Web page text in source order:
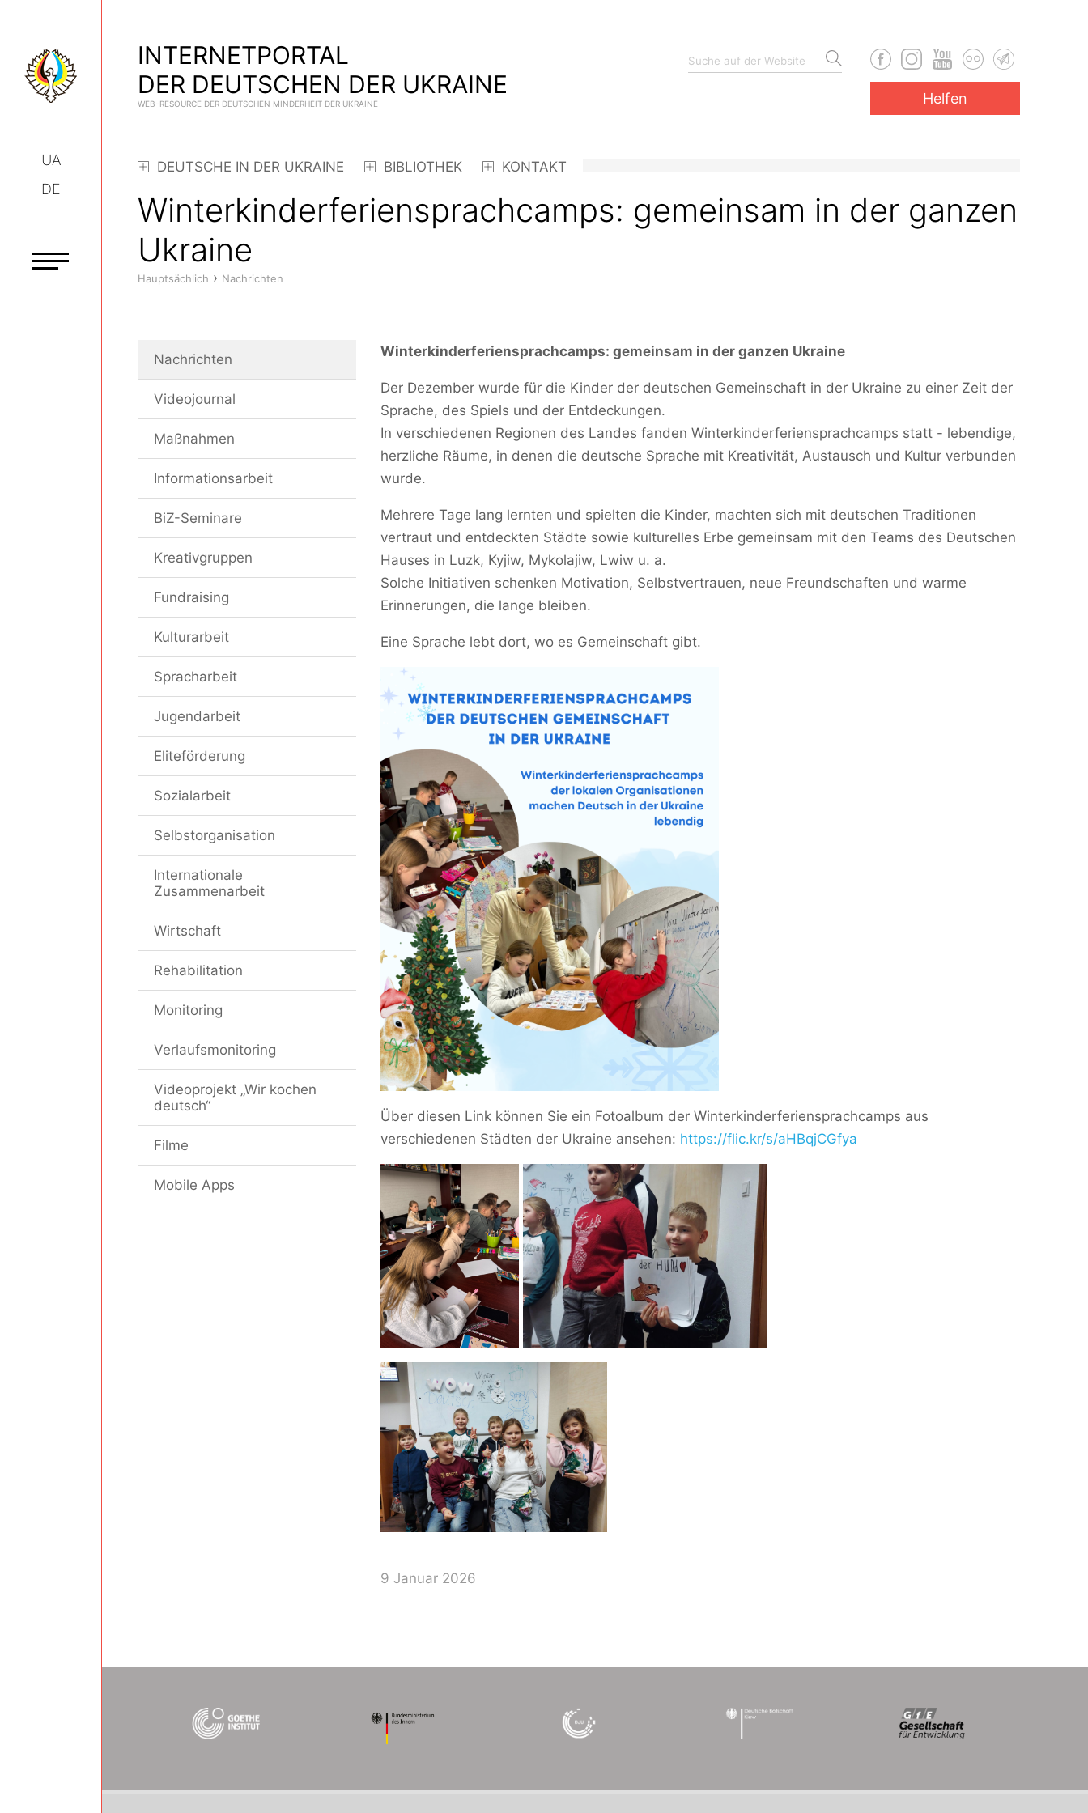
UA
DE
INTERNETPORTAL
DER DEUTSCHEN DER UKRAINE
WEB-RESOURCE DER DEUTSCHEN MINDERHEIT DER UKRAINE Helfen
DEUTSCHE IN DER UKRAINE BIBLIOTHEK KONTAKT
Winterkinderferiensprachcamps: gemeinsam in der ganzen
Ukraine
Hauptsächlich › Nachrichten
Nachrichten
Videojournal
Maßnahmen
Informationsarbeit
BiZ-Seminare
Kreativgruppen
Fundraising
Kulturarbeit
Spracharbeit
Jugendarbeit
Eliteförderung
Sozialarbeit
Selbstorganisation
Internationale
Zusammenarbeit
Wirtschaft
Rehabilitation
Monitoring
Verlaufsmonitoring
Videoprojekt „Wir kochen
deutsch“
Filme
Mobile Apps
Winterkinderferiensprachcamps: gemeinsam in der ganzen Ukraine
Der Dezember wurde für die Kinder der deutschen Gemeinschaft in der Ukraine zu einer Zeit der
Sprache, des Spiels und der Entdeckungen.
In verschiedenen Regionen des Landes fanden Winterkinderferiensprachcamps statt - lebendige,
herzliche Räume, in denen die deutsche Sprache mit Kreativität, Austausch und Kultur verbunden
wurde.
Mehrere Tage lang lernten und spielten die Kinder, machten sich mit deutschen Traditionen
vertraut und entdeckten Städte sowie kulturelles Erbe gemeinsam mit den Teams des Deutschen
Hauses in Luzk, Kyjiw, Mykolajiw, Lwiw u. a.
Solche Initiativen schenken Motivation, Selbstvertrauen, neue Freundschaften und warme
Erinnerungen, die lange bleiben.
Eine Sprache lebt dort, wo es Gemeinschaft gibt.
Über diesen Link können Sie ein Fotoalbum der Winterkinderferiensprachcamps aus
verschiedenen Städten der Ukraine ansehen: https://flic.kr/s/aHBqjCGfya
9 Januar 2026